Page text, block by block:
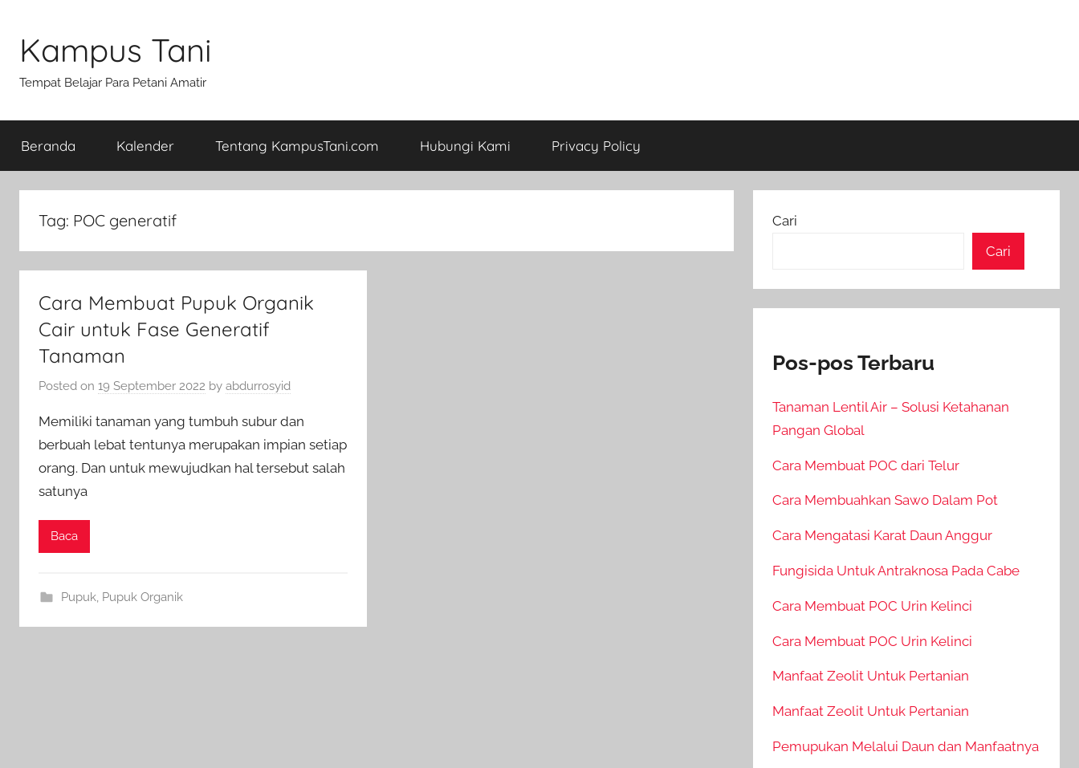
content
Kampus Tani
Tempat Belajar Para Petani Amatir
Beranda Kalender Tentang KampusTani.com Hubungi Kami Privacy Policy
Tag: POC generatif
Cara Membuat Pupuk Organik
Cair untuk Fase Generatif
Tanaman
Posted on 19 September 2022 by abdurrosyid
Memiliki tanaman yang tumbuh subur dan
berbuah lebat tentunya merupakan impian setiap
orang. Dan untuk mewujudkan hal tersebut salah
satunya
Baca
Pupuk, Pupuk Organik
Cari
Cari
Pos-pos Terbaru
Tanaman Lentil Air – Solusi Ketahanan
Pangan Global
Cara Membuat POC dari Telur
Cara Membuahkan Sawo Dalam Pot
Cara Mengatasi Karat Daun Anggur
Fungisida Untuk Antraknosa Pada Cabe
Cara Membuat POC Urin Kelinci
Cara Membuat POC Urin Kelinci
Manfaat Zeolit Untuk Pertanian
Manfaat Zeolit Untuk Pertanian
Pemupukan Melalui Daun dan Manfaatnya